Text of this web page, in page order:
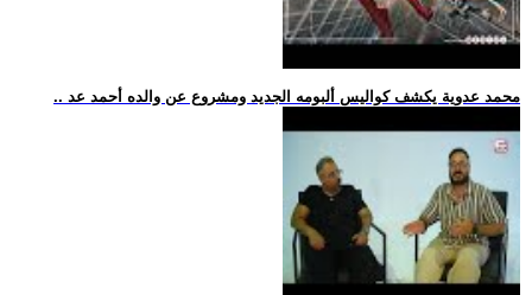
.. محمد عدوية يكشف كواليس ألبومه الجديد ومشروع عن والده أحمد عد